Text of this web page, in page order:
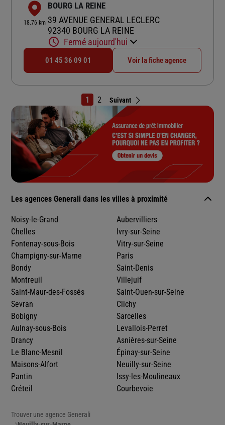
18.76 km
BOURG LA REINE
39 AVENUE GENERAL LECLERC
92340 BOURG LA REINE
Fermé aujourd'hui
01 45 36 09 01 Voir la fiche agence
1 2 Suivant
Les agences Generali dans les villes à proximité
Noisy-le-Grand
Chelles
Fontenay-sous-Bois
Champigny-sur-Marne
Bondy
Montreuil
Saint-Maur-des-Fossés
Sevran
Bobigny
Aulnay-sous-Bois
Drancy
Le Blanc-Mesnil
Maisons-Alfort
Pantin
Créteil
Aubervilliers
Ivry-sur-Seine
Vitry-sur-Seine
Paris
Saint-Denis
Villejuif
Saint-Ouen-sur-Seine
Clichy
Sarcelles
Levallois-Perret
Asnières-sur-Seine
Épinay-sur-Seine
Neuilly-sur-Seine
Issy-les-Moulineaux
Courbevoie
Trouver une agence Generali